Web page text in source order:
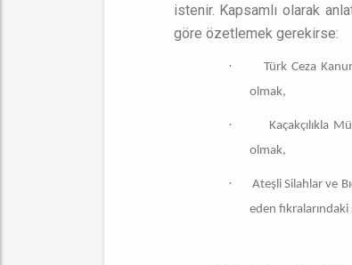
istenir. Kapsamlı olarak
göre özetlemek gerekirse:
·
Türk Ceza
olmak,
·
Kaçakçılıkla
olmak,
·
Ateşli Silahlar ve
eden